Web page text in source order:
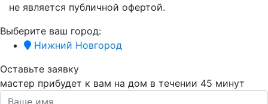
не является публичной офертой.
Выберите ваш город:
Нижний Новгород
Оставьте заявку
мастер прибудет к вам на дом в течении 45 минут